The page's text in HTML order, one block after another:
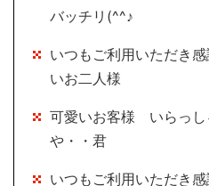
バッチリ(^^♪
いつもご利用いただき
いお二人様
可愛いお客様 いらっし
や・・君
いつもご利用いただき